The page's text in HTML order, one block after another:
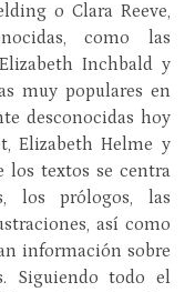
o Clara Reeve,
como las
Inchbald y
muy populares en
desconocidas hoy
Elizabeth Helme y
los textos se centra
los prólogos, las
así como
información sobre
Siguiendo todo el